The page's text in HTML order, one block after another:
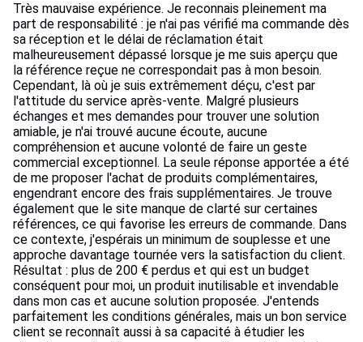
Très mauvaise expérience. Je reconnais pleinement ma
part de responsabilité : je n'ai pas vérifié ma commande dès
sa réception et le délai de réclamation était
malheureusement dépassé lorsque je me suis aperçu que
la référence reçue ne correspondait pas à mon besoin.
Cependant, là où je suis extrêmement déçu, c'est par
l'attitude du service après-vente. Malgré plusieurs
échanges et mes demandes pour trouver une solution
amiable, je n'ai trouvé aucune écoute, aucune
compréhension et aucune volonté de faire un geste
commercial exceptionnel. La seule réponse apportée a été
de me proposer l'achat de produits complémentaires,
engendrant encore des frais supplémentaires. Je trouve
également que le site manque de clarté sur certaines
références, ce qui favorise les erreurs de commande. Dans
ce contexte, j'espérais un minimum de souplesse et une
approche davantage tournée vers la satisfaction du client.
Résultat : plus de 200 € perdus et qui est un budget
conséquent pour moi, un produit inutilisable et invendable
dans mon cas et aucune solution proposée. J'entends
parfaitement les conditions générales, mais un bon service
client se reconnaît aussi à sa capacité à étudier les